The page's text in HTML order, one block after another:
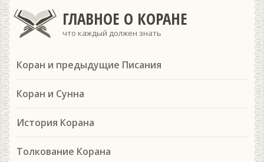
ГЛАВНОЕ О КОРАНЕ
что каждый должен знать
Коран и предыдущие Писания
Коран и Сунна
История Корана
Толкование Корана